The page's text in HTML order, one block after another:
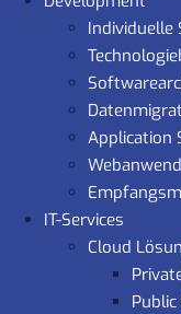
Application
IT-Services
Cloud